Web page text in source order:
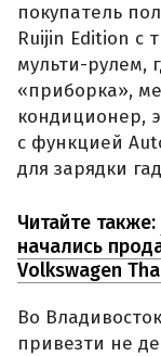
покупатель
Ruijin Edition с
мульти-рулем,
«приборка»,
кондиционер,
с функцией
для зарядки
Читайте также:
начались
Volkswagen
Во
привезти не